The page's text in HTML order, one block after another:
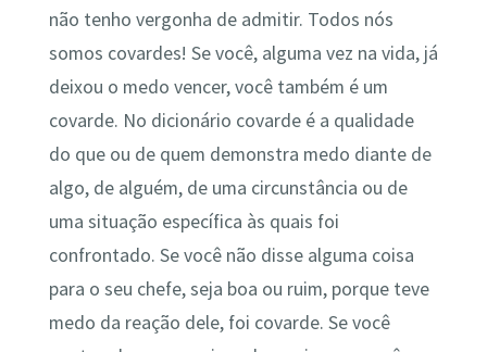
não tenho vergonha de admitir. Todos nós
somos covardes! Se você, alguma vez na vida, já
deixou o medo vencer, você também é um
covarde. No dicionário covarde é a qualidade
do que ou de quem demonstra medo diante de
algo, de alguém, de uma circunstância ou de
uma situação específica às quais foi
confrontado. Se você não disse alguma coisa
para o seu chefe, seja boa ou ruim, porque teve
medo da reação dele, foi covarde. Se você